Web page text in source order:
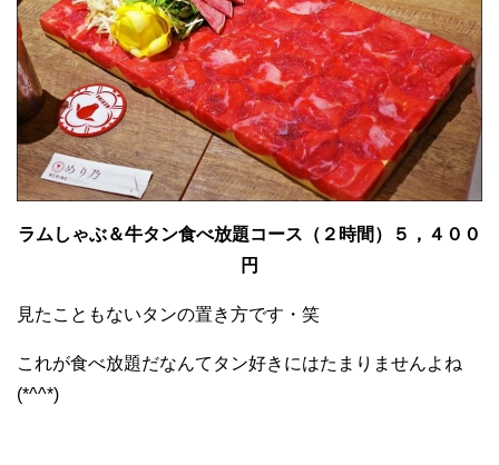
ラムしゃぶ＆牛タン食べ放題コース（２時間）５，４００
円
見たこともないタンの置き方です・笑
これが食べ放題だなんてタン好きにはたまりませんよね
(*^^*)